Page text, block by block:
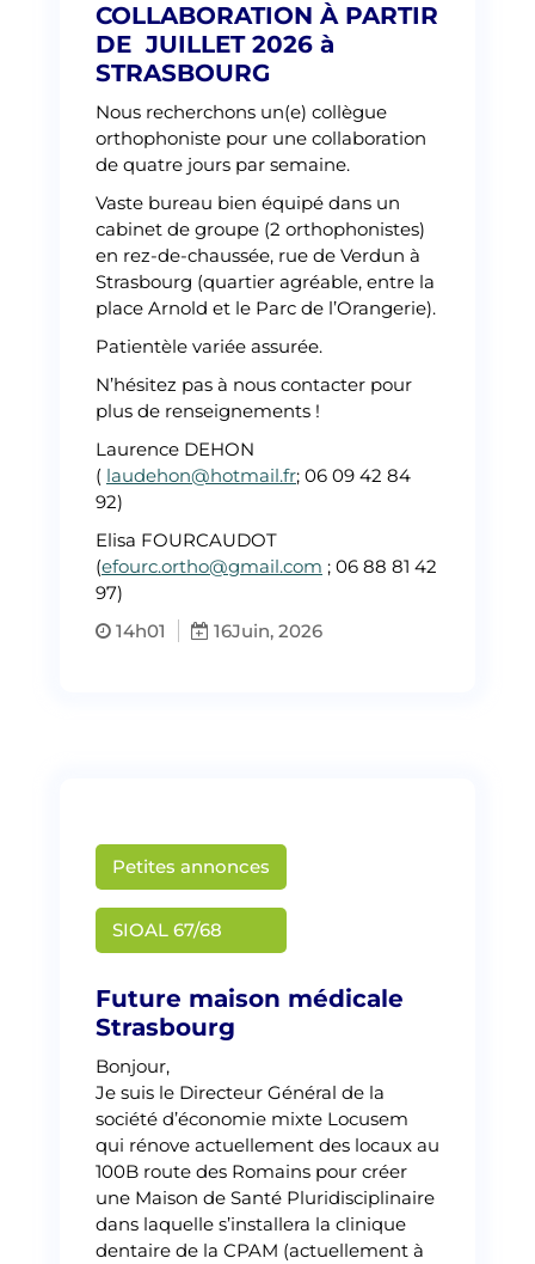
COLLABORATION À PARTIR
DE JUILLET 2026 à
STRASBOURG
Nous recherchons un(e) collègue
orthophoniste pour une collaboration
de quatre jours par semaine.
Vaste bureau bien équipé dans un
cabinet de groupe (2 orthophonistes)
en rez-de-chaussée, rue de Verdun à
Strasbourg (quartier agréable, entre la
place Arnold et le Parc de l’Orangerie).
Patientèle variée assurée.
N’hésitez pas à nous contacter pour
plus de renseignements !
Laurence DEHON
( laudehon@hotmail.fr; 06 09 42 84
92)
Elisa FOURCAUDOT
(efourc.ortho@gmail.com ; 06 88 81 42
97)
14h01
16Juin, 2026
Petites annonces
SIOAL 67/68
Future maison médicale
Strasbourg
Bonjour,
Je suis le Directeur Général de la
société d’économie mixte Locusem
qui rénove actuellement des locaux au
100B route des Romains pour créer
une Maison de Santé Pluridisciplinaire
dans laquelle s’installera la clinique
dentaire de la CPAM (actuellement à